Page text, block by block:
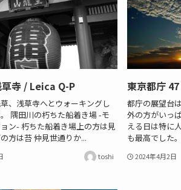
寺 / Leica Q-P
、浅草寺へとウォーキングし
隅田川の朽ちた船着き場 -モ
ン- 朽ちた船着き場上の方は見
方は苔 仲見世通りか...
toshi
東京都庁
都庁の展望台
外の方がいっ
える日は特に
も最高でした
2024年4月2日